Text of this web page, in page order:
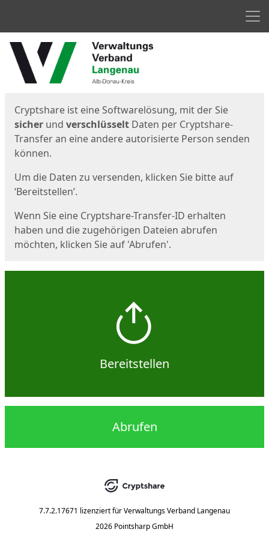
Start
Cryptshare ist eine Softwarelösung, mit der Sie
sicher und verschlüsselt Daten per Cryptshare-
Transfer an eine andere autorisierte Person senden
können.
Um die Daten zu versenden, klicken Sie bitte auf
‘Bereitstellen’.
Wenn Sie eine Cryptshare-Transfer-ID erhalten
haben und die zugehörigen Dateien abrufen
möchten, klicken Sie auf 'Abrufen'.
Bereitstellen
Abrufen
7.7.2.17671 lizenziert fürVerwaltungs Verband Langenau
2026 Pointsharp GmbH